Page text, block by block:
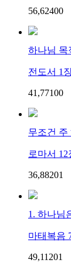
56,62400
하나님 목
전도서 1
41,77100
무조건 주
로마서
36,88201
1. 하나님
마태복음
49,11201